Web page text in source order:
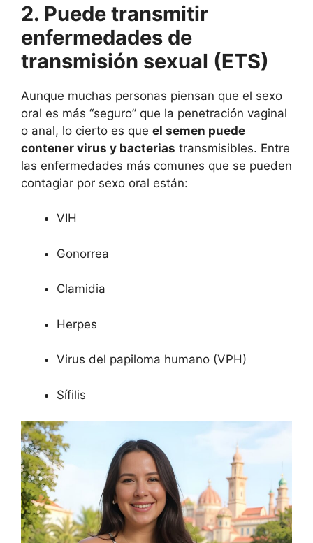
2. Puede transmitir
enfermedades de
transmisión sexual (ETS)
Aunque muchas personas piensan que el sexo
oral es más “seguro” que la penetración vaginal
o anal, lo cierto es que el semen puede
contener virus y bacterias transmisibles. Entre
las enfermedades más comunes que se pueden
contagiar por sexo oral están:
VIH
Gonorrea
Clamidia
Herpes
Virus del papiloma humano (VPH)
Sífilis